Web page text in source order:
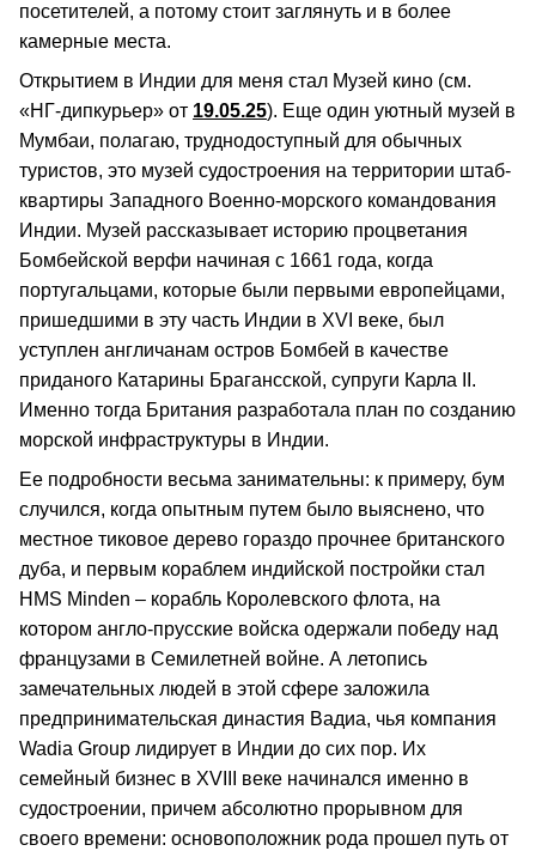
посетителей, а потому стоит заглянуть и в более
камерные места.
Открытием в Индии для меня стал Музей кино (см.
«НГ-дипкурьер» от 19.05.25). Еще один уютный музей в
Мумбаи, полагаю, труднодоступный для обычных
туристов, это музей судостроения на территории штаб-
квартиры Западного Военно-морского командования
Индии. Музей рассказывает историю процветания
Бомбейской верфи начиная с 1661 года, когда
португальцами, которые были первыми европейцами,
пришедшими в эту часть Индии в XVI веке, был
уступлен англичанам остров Бомбей в качестве
приданого Катарины Брагансской, супруги Карла II.
Именно тогда Британия разработала план по созданию
морской инфраструктуры в Индии.
Ее подробности весьма занимательны: к примеру, бум
случился, когда опытным путем было выяснено, что
местное тиковое дерево гораздо прочнее британского
дуба, и первым кораблем индийской постройки стал
HMS Minden – корабль Королевского флота, на
котором англо-прусские войска одержали победу над
французами в Семилетней войне. А летопись
замечательных людей в этой сфере заложила
предпринимательская династия Вадиа, чья компания
Wadia Group лидирует в Индии до сих пор. Их
семейный бизнес в XVIII веке начинался именно в
судостроении, причем абсолютно прорывном для
своего времени: основоположник рода прошел путь от